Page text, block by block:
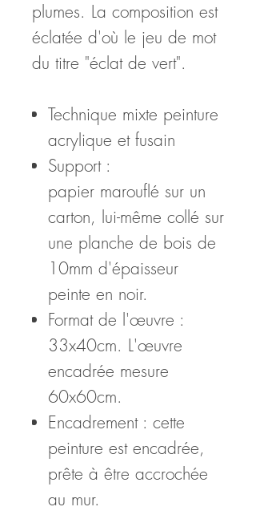
plumes. La composition est
éclatée d'où le jeu de mot
du titre "éclat de vert".
Technique mixte peinture
acrylique et fusain
Support :
papier marouflé sur un
carton, lui-même collé sur
une planche de bois de
10mm d'épaisseur
peinte en noir.
Format de l'œuvre :
33x40cm. L'œuvre
encadrée mesure
60x60cm.
Encadrement : cette
peinture est encadrée,
prête à être accrochée
au mur.